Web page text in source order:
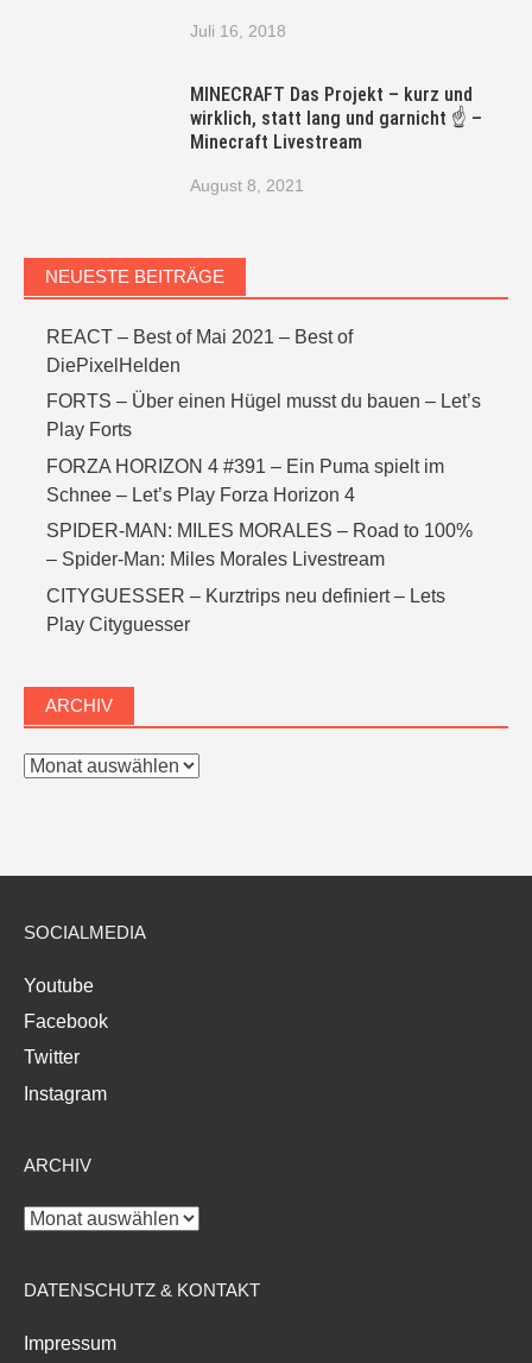
Juli 16, 2018
MINECRAFT Das Projekt – kurz und
wirklich, statt lang und garnicht ☝ –
Minecraft Livestream
August 8, 2021
NEUESTE BEITRÄGE
REACT – Best of Mai 2021 – Best of
DiePixelHelden
FORTS – Über einen Hügel musst du bauen – Let’s
Play Forts
FORZA HORIZON 4 #391 – Ein Puma spielt im
Schnee – Let’s Play Forza Horizon 4
SPIDER-MAN: MILES MORALES – Road to 100%
– Spider-Man: Miles Morales Livestream
CITYGUESSER – Kurztrips neu definiert – Lets
Play Cityguesser
ARCHIV
Archiv
SOCIALMEDIA
Youtube
Facebook
Twitter
Instagram
ARCHIV
Archiv
DATENSCHUTZ & KONTAKT
Impressum